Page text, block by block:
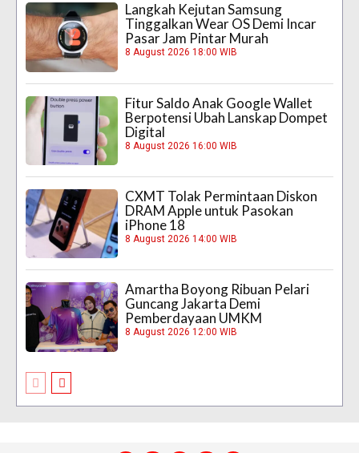
Langkah Kejutan Samsung
Tinggalkan Wear OS Demi Incar
Pasar Jam Pintar Murah
8 August 2026 18:00 WIB
Fitur Saldo Anak Google Wallet
Berpotensi Ubah Lanskap Dompet
Digital
8 August 2026 16:00 WIB
CXMT Tolak Permintaan Diskon
DRAM Apple untuk Pasokan
iPhone 18
8 August 2026 14:00 WIB
Amartha Boyong Ribuan Pelari
Guncang Jakarta Demi
Pemberdayaan UMKM
8 August 2026 12:00 WIB